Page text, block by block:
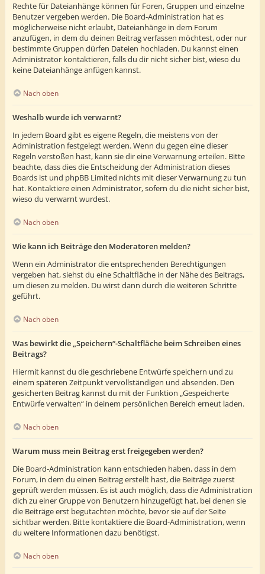
Rechte für Dateianhänge können für Foren, Gruppen und einzelne
Benutzer vergeben werden. Die Board-Administration hat es
möglicherweise nicht erlaubt, Dateianhänge in dem Forum
anzufügen, in dem du deinen Beitrag verfassen möchtest, oder nur
bestimmte Gruppen dürfen Dateien hochladen. Du kannst einen
Administrator kontaktieren, falls du dir nicht sicher bist, wieso du
keine Dateianhänge anfügen kannst.
Nach oben
Weshalb wurde ich verwarnt?
In jedem Board gibt es eigene Regeln, die meistens von der
Administration festgelegt werden. Wenn du gegen eine dieser
Regeln verstoßen hast, kann sie dir eine Verwarnung erteilen. Bitte
beachte, dass dies die Entscheidung der Administration dieses
Boards ist und phpBB Limited nichts mit dieser Verwarnung zu tun
hat. Kontaktiere einen Administrator, sofern du die nicht sicher bist,
wieso du verwarnt wurdest.
Nach oben
Wie kann ich Beiträge den Moderatoren melden?
Wenn ein Administrator die entsprechenden Berechtigungen
vergeben hat, siehst du eine Schaltfläche in der Nähe des Beitrags,
um diesen zu melden. Du wirst dann durch die weiteren Schritte
geführt.
Nach oben
Was bewirkt die „Speichern“-Schaltfläche beim Schreiben eines
Beitrags?
Hiermit kannst du die geschriebene Entwürfe speichern und zu
einem späteren Zeitpunkt vervollständigen und absenden. Den
gesicherten Beitrag kannst du mit der Funktion „Gespeicherte
Entwürfe verwalten“ in deinem persönlichen Bereich erneut laden.
Nach oben
Warum muss mein Beitrag erst freigegeben werden?
Die Board-Administration kann entschieden haben, dass in dem
Forum, in dem du einen Beitrag erstellt hast, die Beiträge zuerst
geprüft werden müssen. Es ist auch möglich, dass die Administration
dich zu einer Gruppe von Benutzern hinzugefügt hat, bei denen sie
die Beiträge erst begutachten möchte, bevor sie auf der Seite
sichtbar werden. Bitte kontaktiere die Board-Administration, wenn
du weitere Informationen dazu benötigst.
Nach oben